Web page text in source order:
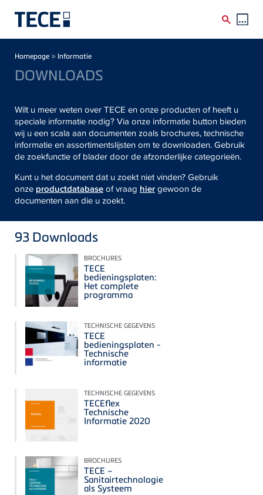
Breadcrumb
Homepage » Informatie
DOWNLOADS
Wilt u meer weten over TECE en onze producten of heeft u
speciale informatie nodig? Via onze informatie button bieden
wij u een scala aan documenten zoals brochures, technische
informatie en assortimentslijsten om te downloaden. Gebruik
de zoekfunctie of blader door de afzonderlijke categorieën.
Kunt u het document dat u zoekt niet vinden? Gebruik
onze productdatabaseof vraag hiergewoon de
documenten aan die u zoekt.
93 Downloads
BROCHURES
TECE
bedieningsplaten:
Het complete
programma
TECHNISCHE GEGEVENS
TECE
bedieningsplaten -
Technische
informatie
TECHNISCHE GEGEVENS
TECEflex
Technische
Informatie 2020
BROCHURES
TECE –
Sanitairtechnologie
als Systeem